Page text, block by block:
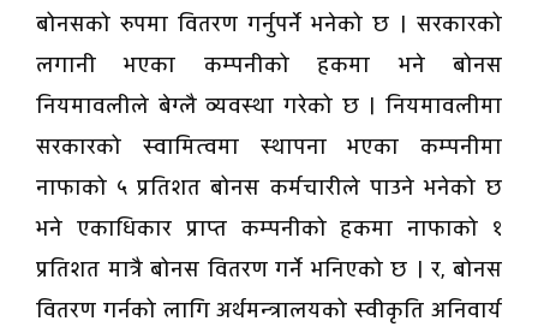
बोनसको रुपमा वितरण गर्नुपर्ने भनेको छ । सरकारको
लगानी भएका कम्पनीको हकमा भने बोनस
नियमावलीले बेग्लै व्यवस्था गरेको छ । नियमावलीमा
सरकारको स्वामित्वमा स्थापना भएका कम्पनीमा
नाफाको ५ प्रतिशत बोनस कर्मचारीले पाउने भनेको छ
भने एकाधिकार प्राप्त कम्पनीको हकमा नाफाको १
प्रतिशत मात्रै बोनस वितरण गर्ने भनिएको छ । र, बोनस
वितरण गर्नको लागि अर्थमन्त्रालयको स्वीकृति अनिवार्य